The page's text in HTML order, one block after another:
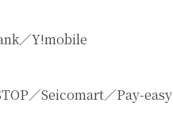
／Y!mobile
／Seicomart／Pay-easy